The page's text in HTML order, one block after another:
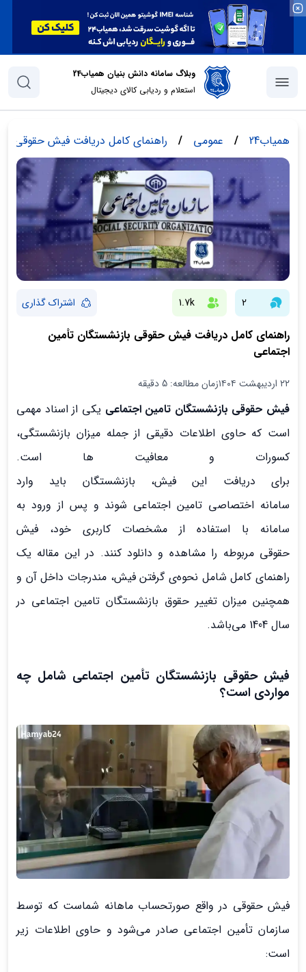
وبلاگ سامانه دانش بنیان همیاب24
استعلام و ردیابی کالای دیجیتال
همیاب24 / عمومی / راهنمای کامل دریافت فیش حقوقی
2
1.7k اشتراک گذاری
راهنمای کامل دریافت فیش حقوقی بازنشستگان تأمین
اجتماعی
۲۲ اردیبهشت ۱۴۰۴ زمان مطالعه: 5 دقیقه
فیش حقوقی بازنشستگان تامین اجتماعی یکی از اسناد مهمی
است که حاوی اطلاعات دقیقی از جمله میزان بازنشستگی،
کسورات و معافیت ها است.
برای دریافت این فیش، بازنشستگان باید وارد
سامانه اختصاصی تامین اجتماعی شوند و پس از ورود به
سامانه با استفاده از مشخصات کاربری خود، فیش
حقوقی مربوطه را مشاهده و دانلود کنند. در این مقاله یک
راهنمای کامل شامل نحوه‌ی گرفتن فیش، مندرجات داخل آن و
همچنین میزان تغییر حقوق بازنشستگان تامین اجتماعی در
سال 1404 می‌باشد.
فیش حقوقی بازنشستگان تأمین اجتماعی شامل چه
مواردی است؟
فیش حقوقی در واقع صورتحساب ماهانه شماست که توسط
سازمان تأمین اجتماعی صادر می‌شود و حاوی اطلاعات زیر
است: